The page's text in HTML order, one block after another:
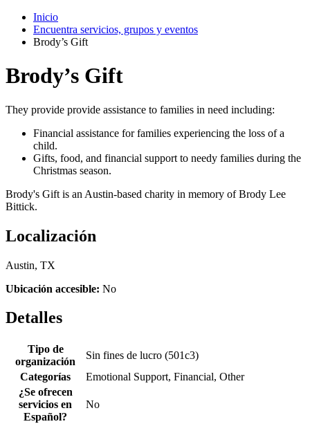
Inicio
Encuentra servicios, grupos y eventos
Brody’s Gift
Brody’s Gift
They provide provide assistance to families in need including:
Financial assistance for families experiencing the loss of a
child.
Gifts, food, and financial support to needy families during the
Christmas season.
Brody's Gift is an Austin-based charity in memory of Brody Lee
Bittick.
Localización
Austin, TX
Ubicación accesible: No
Detalles
Tipo de
organización
Sin fines de lucro (501c3)
Categorías
Emotional Support, Financial, Other
¿Se ofrecen
servicios en
Español?
No